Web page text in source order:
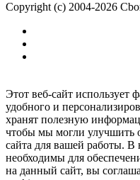
Copyright (c) 2004-2026
Этот веб-сайт использует
удобного и
хранят полезную
чтобы мы могли улучшить
сайта для вашей работы. В
необходимы для
на данный сайт, вы